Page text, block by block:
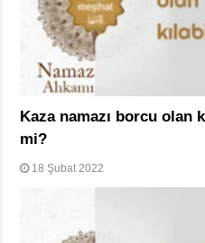
Kaza namazı borcu olan
mi?
18 Şubat 2022